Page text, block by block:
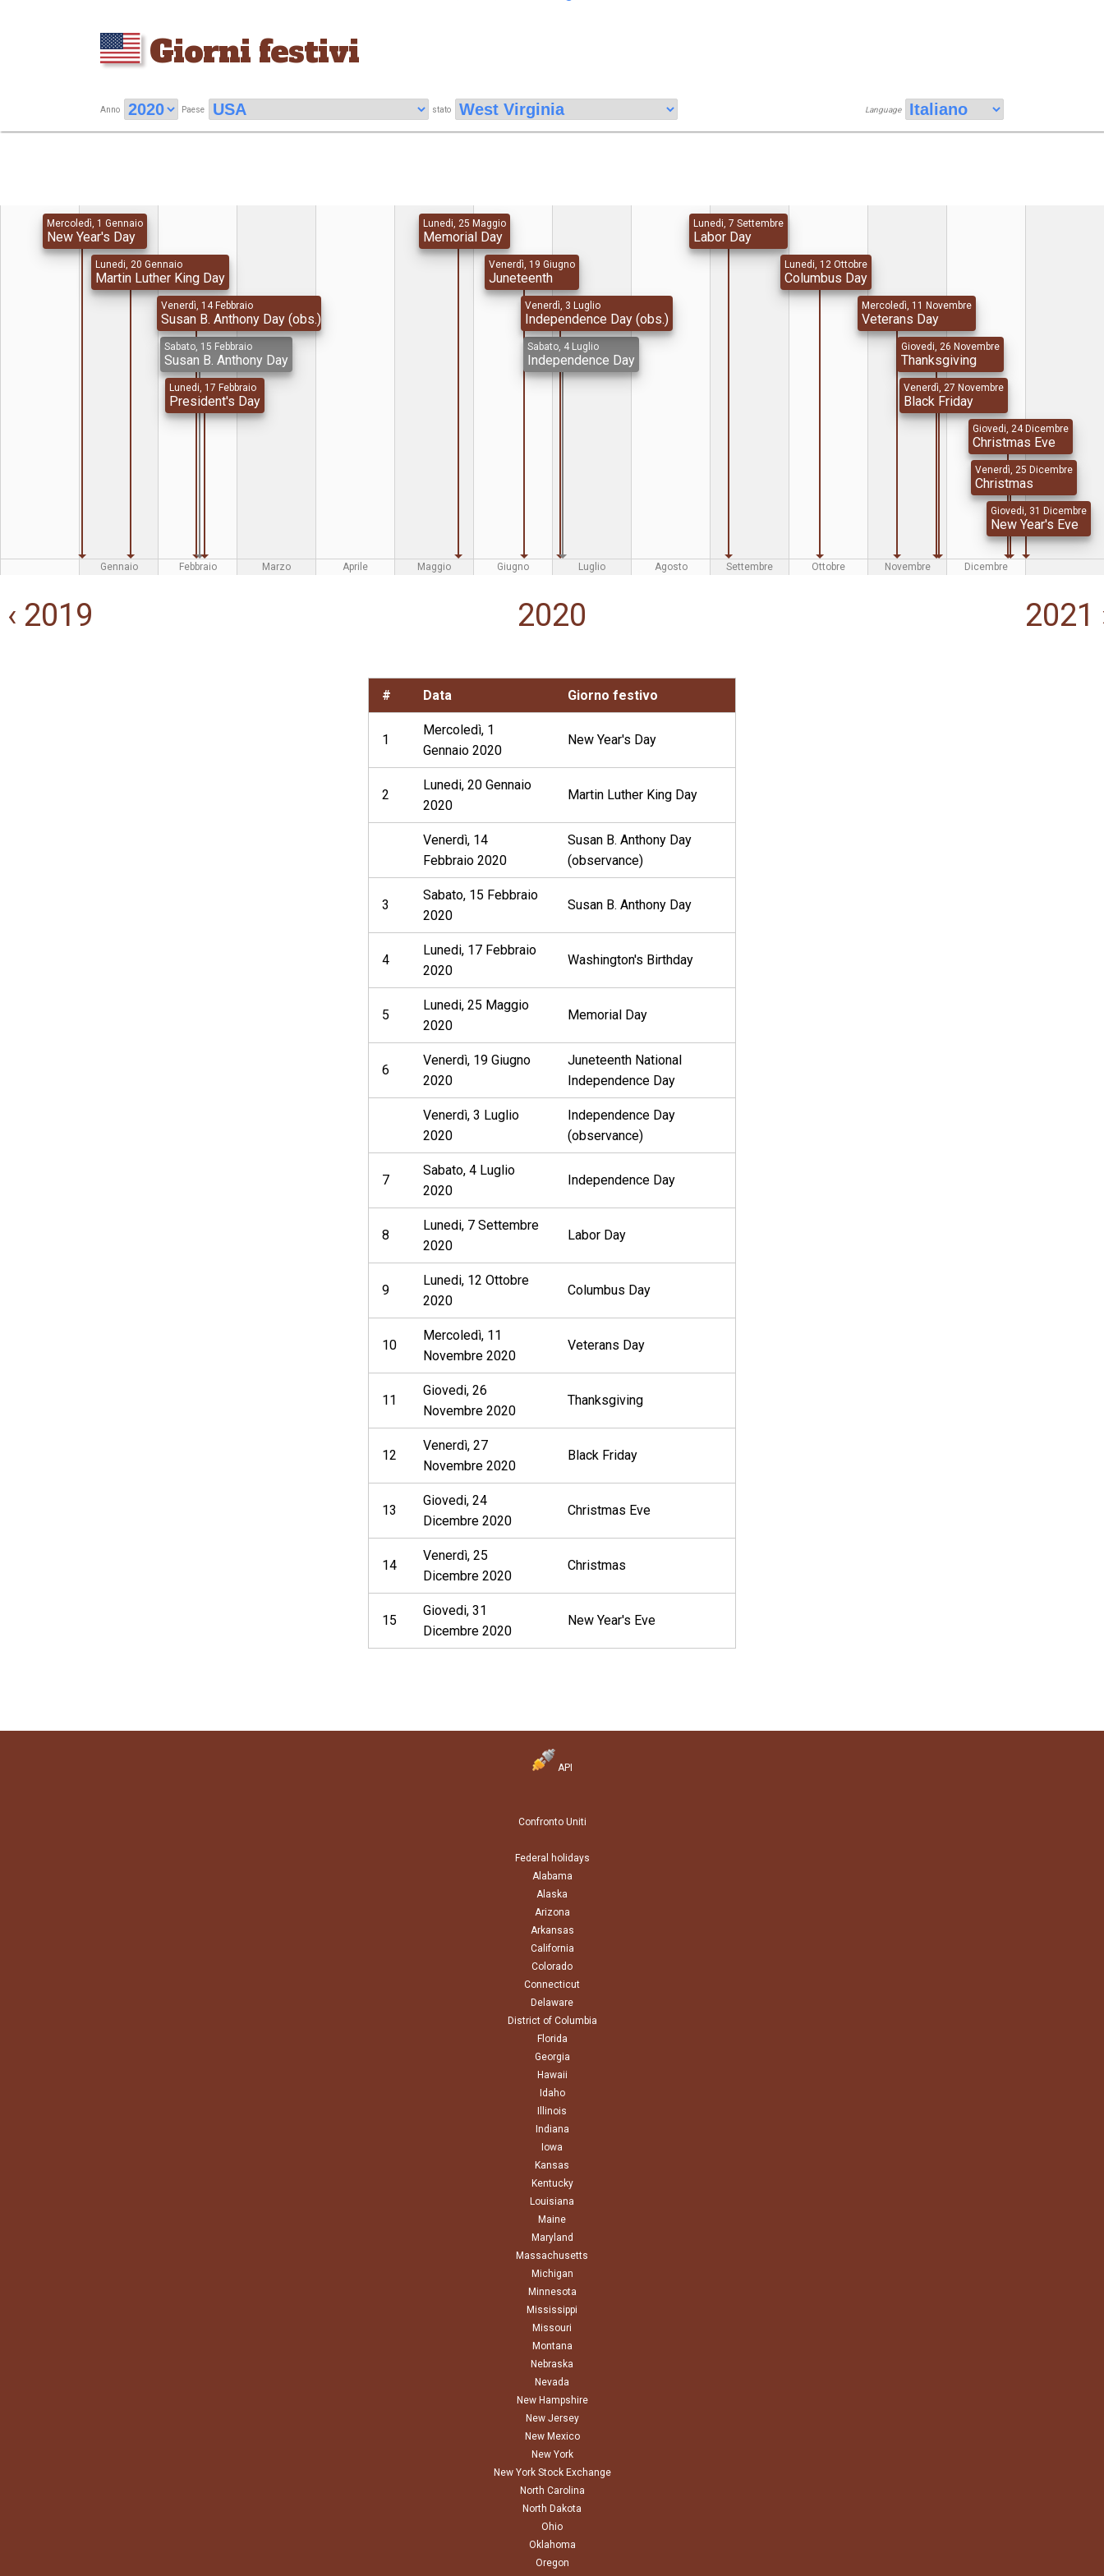
Giorni festivi
Anno Paese stato Language
Mercoledì, 1 Gennaio
New Year's Day
Lunedi, 20 Gennaio
Martin Luther King Day
Venerdì, 14 Febbraio
Susan B. Anthony Day (obs.)
Sabato, 15 Febbraio
Susan B. Anthony Day
Lunedi, 17 Febbraio
President's Day
Lunedi, 25 Maggio
Memorial Day
Venerdì, 19 Giugno
Juneteenth
Venerdì, 3 Luglio
Independence Day (obs.)
Sabato, 4 Luglio
Independence Day
Lunedi, 7 Settembre
Labor Day
Lunedi, 12 Ottobre
Columbus Day
Mercoledì, 11 Novembre
Veterans Day
Giovedi, 26 Novembre
Thanksgiving
Venerdì, 27 Novembre
Black Friday
Giovedi, 24 Dicembre
Christmas Eve
Venerdì, 25 Dicembre
Christmas
Giovedi, 31 Dicembre
New Year's Eve
Gennaio Febbraio Marzo Aprile Maggio Giugno Luglio Agosto Settembre Ottobre Novembre Dicembre
‹ 2019 2020 2021
# Data Giorno festivo
1
Mercoledì, 1
Gennaio 2020
New Year's Day
2
Lunedi, 20 Gennaio
2020
Martin Luther King Day
Venerdì, 14
Febbraio 2020
Susan B. Anthony Day
(observance)
3
Sabato, 15 Febbraio
2020
Susan B. Anthony Day
4
Lunedi, 17 Febbraio
2020
Washington's Birthday
5
Lunedi, 25 Maggio
2020
Memorial Day
6
Venerdì, 19 Giugno
2020
Juneteenth National
Independence Day
Venerdì, 3 Luglio
2020
Independence Day
(observance)
7
Sabato, 4 Luglio
2020
Independence Day
8
Lunedi, 7 Settembre
2020
Labor Day
9
Lunedi, 12 Ottobre
2020
Columbus Day
10
Mercoledì, 11
Novembre 2020
Veterans Day
11
Giovedi, 26
Novembre 2020
Thanksgiving
12
Venerdì, 27
Novembre 2020
Black Friday
13
Giovedi, 24
Dicembre 2020
Christmas Eve
14
Venerdì, 25
Dicembre 2020
Christmas
15
Giovedi, 31
Dicembre 2020
New Year's Eve
API
Confronto Uniti
Federal holidays
Alabama
Alaska
Arizona
Arkansas
California
Colorado
Connecticut
Delaware
District of Columbia
Florida
Georgia
Hawaii
Idaho
Illinois
Indiana
Iowa
Kansas
Kentucky
Louisiana
Maine
Maryland
Massachusetts
Michigan
Minnesota
Mississippi
Missouri
Montana
Nebraska
Nevada
New Hampshire
New Jersey
New Mexico
New York
New York Stock Exchange
North Carolina
North Dakota
Ohio
Oklahoma
Oregon